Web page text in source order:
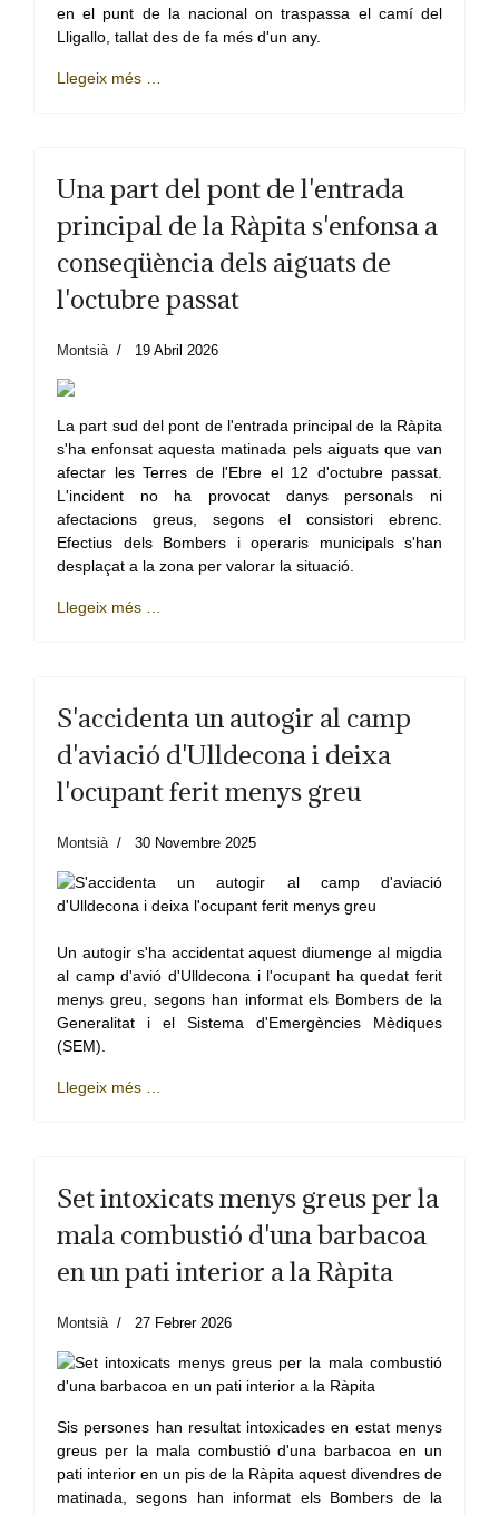
en el punt de la nacional on traspassa el camí del
Lligallo, tallat des de fa més d'un any.
Llegeix més …
Una part del pont de l'entrada
principal de la Ràpita s'enfonsa a
conseqüència dels aiguats de
l'octubre passat
Montsià 19 Abril 2026
La part sud del pont de l'entrada principal de la Ràpita
s'ha enfonsat aquesta matinada pels aiguats que van
afectar les Terres de l'Ebre el 12 d'octubre passat.
L'incident no ha provocat danys personals ni
afectacions greus, segons el consistori ebrenc.
Efectius dels Bombers i operaris municipals s'han
desplaçat a la zona per valorar la situació.
Llegeix més …
S'accidenta un autogir al camp
d'aviació d'Ulldecona i deixa
l'ocupant ferit menys greu
Montsià 30 Novembre 2025
Un autogir s'ha accidentat aquest diumenge al migdia
al camp d'avió d'Ulldecona i l'ocupant ha quedat ferit
menys greu, segons han informat els Bombers de la
Generalitat i el Sistema d'Emergències Mèdiques
(SEM).
Llegeix més …
Set intoxicats menys greus per la
mala combustió d'una barbacoa
en un pati interior a la Ràpita
Montsià 27 Febrer 2026
Sis persones han resultat intoxicades en estat menys
greus per la mala combustió d'una barbacoa en un
pati interior en un pis de la Ràpita aquest divendres de
matinada, segons han informat els Bombers de la